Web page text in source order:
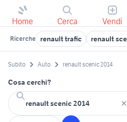
Home Cerca Vendi
Ricerche renault trafic renault
Subito Auto renault scenic 2014
Cosa cerchi?